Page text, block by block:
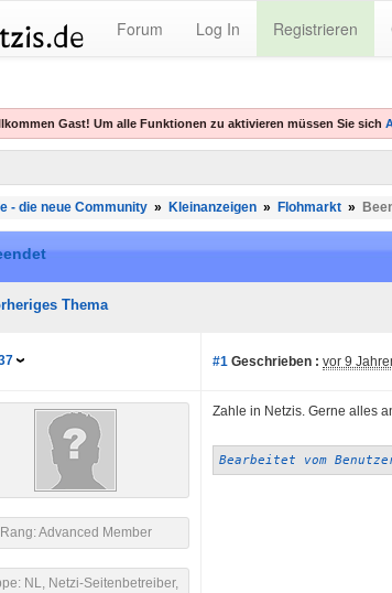
Forum Log In Registrieren
Gast! Um alle Funktionen zu aktivieren müssen Sie sich
- die neue Community » Kleinanzeigen » Flohmarkt »
Thema
#1 Geschrieben : vor 9
Rang: Advanced Member
NL, Netzi-Seitenbetreiber,
Zahle in Netzis. Gerne alles
Bearbeitet vom